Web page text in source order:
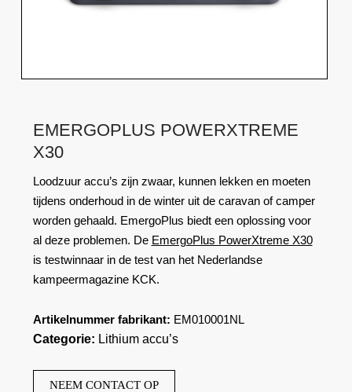
EMERGOPLUS POWERXTREME
X30
Loodzuur accu’s zijn zwaar, kunnen lekken en moeten
tijdens onderhoud in de winter uit de caravan of camper
worden gehaald. EmergoPlus biedt een oplossing voor
al deze problemen. De EmergoPlus PowerXtreme X30
is testwinnaar in de test van het Nederlandse
kampeermagazine KCK.
Artikelnummer fabrikant: EM010001NL
Categorie: Lithium accu’s
NEEM CONTACT OP